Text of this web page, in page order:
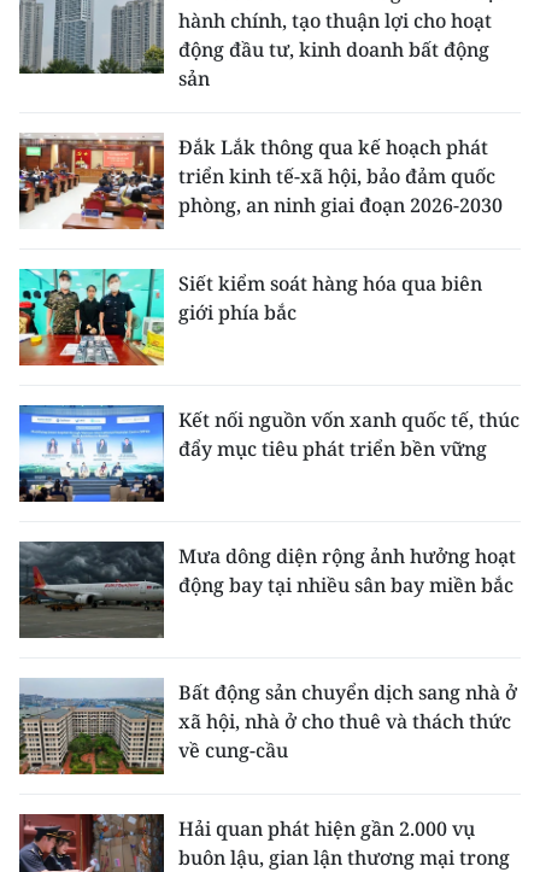
hành chính, tạo thuận lợi cho hoạt
động đầu tư, kinh doanh bất động
sản
Đắk Lắk thông qua kế hoạch phát
triển kinh tế-xã hội, bảo đảm quốc
phòng, an ninh giai đoạn 2026-2030
Siết kiểm soát hàng hóa qua biên
giới phía bắc
Kết nối nguồn vốn xanh quốc tế, thúc
đẩy mục tiêu phát triển bền vững
Mưa dông diện rộng ảnh hưởng hoạt
động bay tại nhiều sân bay miền bắc
Bất động sản chuyển dịch sang nhà ở
xã hội, nhà ở cho thuê và thách thức
về cung-cầu
Hải quan phát hiện gần 2.000 vụ
buôn lậu, gian lận thương mại trong